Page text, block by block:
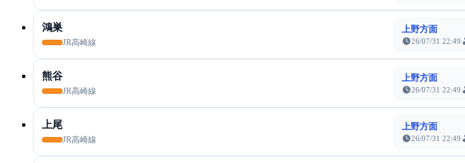
鴻巣
JR高崎線
上野方面
26/07/31 22:49
熊谷
JR高崎線
上野方面
26/07/31 22:49
上尾
JR高崎線
上野方面
26/07/31 22:49